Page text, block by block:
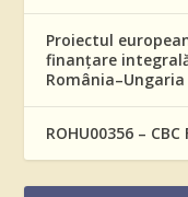
Proiectul
finanțare
România–Ungaria
ROHU00356 –